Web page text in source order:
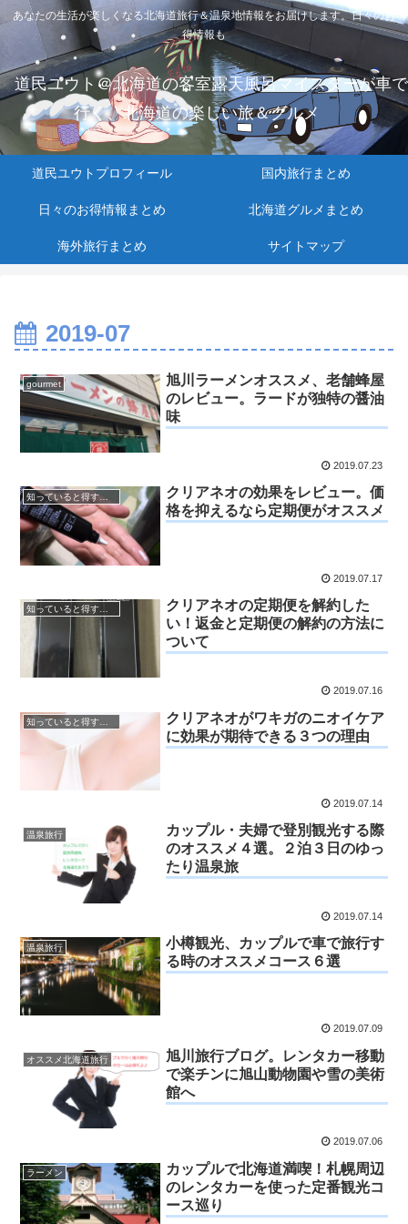
あなたの生活が楽しくなる北海道旅行＆温泉地情報をお届けします。日々のお
得情報も
道民ユウト＠北海道の客室露天風呂マイスターが車で
行く、北海道の楽しい旅＆グルメ
道民ユウトプロフィール 国内旅行まとめ
日々のお得情報まとめ 北海道グルメまとめ
海外旅行まとめ サイトマップ
2019-07
gourmet
旭川ラーメンオススメ、老舗蜂屋
のレビュー。ラードが独特の醤油
味
2019.07.23
知っていると得するお得情報
クリアネオの効果をレビュー。価
格を抑えるなら定期便がオススメ
2019.07.17
知っていると得するお得情報
クリアネオの定期便を解約した
い！返金と定期便の解約の方法に
ついて
2019.07.16
知っていると得するお得情報
クリアネオがワキガのニオイケア
に効果が期待できる３つの理由
2019.07.14
温泉旅行
カップル・夫婦で登別観光する際
のオススメ４選。２泊３日のゆっ
たり温泉旅
2019.07.14
温泉旅行
小樽観光、カップルで車で旅行す
る時のオススメコース６選
2019.07.09
オススメ北海道旅行
旭川旅行ブログ。レンタカー移動
で楽チンに旭山動物園や雪の美術
館へ
2019.07.06
ラーメン
カップルで北海道満喫！札幌周辺
のレンタカーを使った定番観光コ
ース巡り